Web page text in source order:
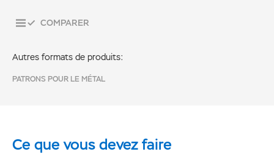
COMPARER
Autres formats de produits:
PATRONS POUR LE MÉTAL
Ce que vous devez faire